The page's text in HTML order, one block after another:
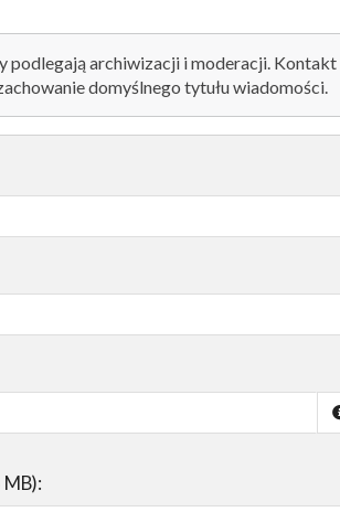
podlegają archiwizacji i moderacji. Kontakt
domyślnego tytułu wiadomości.